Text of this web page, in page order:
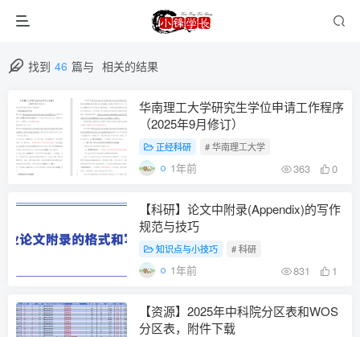
找到 46 篇与 相关的结果
华南理工大学研究生学位申请工作程序
（2025年9月修订）
正经科研 # 华南理工大学
1年前 363 0
【科研】论文中附录(Appendix)的写作
规范与技巧
知识点与小技巧 # 科研
1年前 831 1
【资源】2025年中科院分区表和WOS
分区表，附件下载